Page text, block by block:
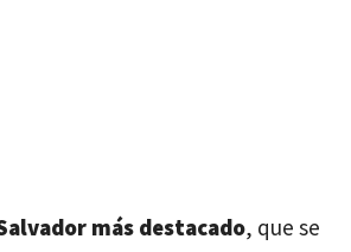
más destacado, que se